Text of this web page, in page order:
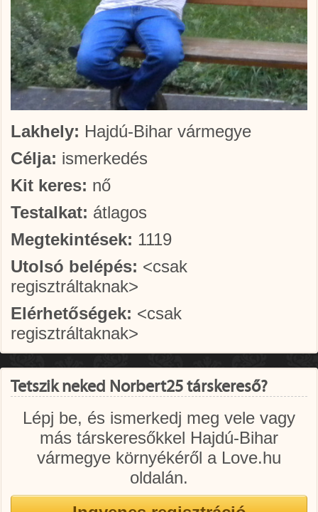
Lakhely: Hajdú-Bihar vármegye
Célja: ismerkedés
Kit keres: nő
Testalkat: átlagos
Megtekintések: 1119
Utolsó belépés: <csak
regisztráltaknak>
Elérhetőségek: <csak
regisztráltaknak>
Tetszik neked Norbert25 társkereső?
Lépj be, és ismerkedj meg vele vagy
más társkeresőkkel Hajdú-Bihar
vármegye környékéről a Love.hu
oldalán.